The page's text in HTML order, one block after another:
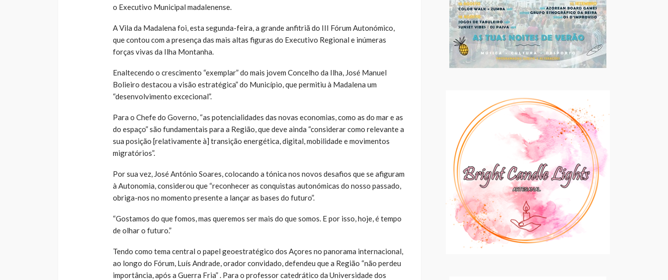
o Executivo Municipal madalenense.
A Vila da Madalena foi, esta segunda-feira, a grande anfitriã do III Fórum Autonómico,
que contou com a presença das mais altas figuras do Executivo Regional e inúmeras
forças vivas da Ilha Montanha.
Enaltecendo o crescimento “exemplar” do mais jovem Concelho da Ilha, José Manuel
Bolieiro destacou a visão estratégica” do Município, que permitiu à Madalena um
“desenvolvimento excecional”.
Para o Chefe do Governo, “as potencialidades das novas economias, como as do mar e as
do espaço” são fundamentais para a Região, que deve ainda “considerar como relevante a
sua posição [relativamente à] transição energética, digital, mobilidade e movimentos
migratórios”.
Por sua vez, José António Soares, colocando a tónica nos novos desafios que se afiguram
à Autonomia, considerou que “reconhecer as conquistas autonómicas do nosso passado,
obriga-nos no momento presente a lançar as bases do futuro”.
“Gostamos do que fomos, mas queremos ser mais do que somos. E por isso, hoje, é tempo
de olhar o futuro.”
Tendo como tema central o papel geoestratégico dos Açores no panorama internacional,
ao longo do Fórum, Luís Andrade, orador convidado, defendeu que a Região “não perdeu
importância, após a Guerra Fria” . Para o professor catedrático da Universidade dos